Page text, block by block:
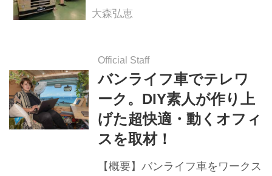
大森弘恵
Official Staff
バンライフ車でテレワ
ーク。DIY素人が作り上
げた超快適・動くオフィ
スを取材！
【概要】バンライフ車をワークス